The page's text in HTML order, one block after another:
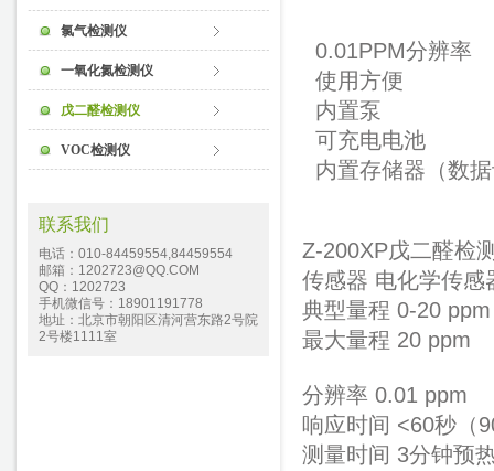
氯气检测仪
一氧化氮检测仪
戊二醛检测仪
VOC检测仪
联系我们
电话：010-84459554,84459554
邮箱：1202723@QQ.COM
QQ：1202723
手机微信号：18901191778
地址：北京市朝阳区清河营东路2号院
2号楼1111室
0.01PPM分辨率
使用方便
内置泵
可充电电池
内置存储器（数
Z-200XP戊二醛检
传感器 电化学传感
典型量程 0-20 ppm
最大量程 20 ppm
分辨率 0.01 ppm
响应时间 <60秒（
测量时间 3分钟预